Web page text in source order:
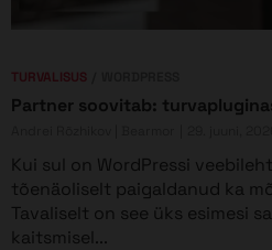
TURVALISUS
Partner soovitab:
Kui sul on WordPressi
tõenäoliselt paigaldanud ka
Tavaliselt on see üks esimesi
kaitsmisel...